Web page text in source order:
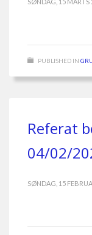
SØNDAG, 15 MARTS
PUBLISHED IN
Referat
04/02/
SØNDAG, 15